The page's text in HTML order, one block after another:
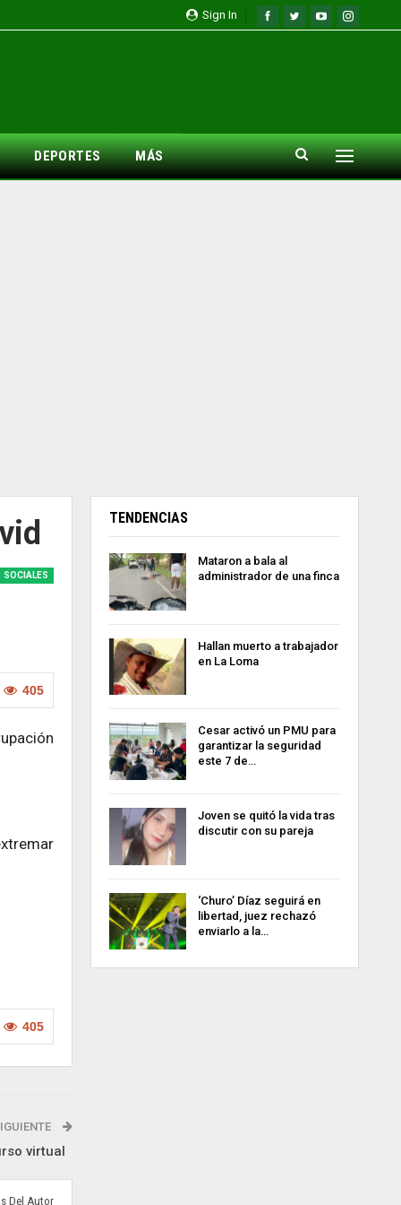
Sign In
DEPORTES MÁS
SOCIALES
405
405
virtual
Del Autor
TENDENCIAS
Mataron a bala al
administrador de una finca
Hallan muerto a trabajador
en La Loma
Cesar activó un PMU para
garantizar la seguridad
este 7 de…
Joven se quitó la vida tras
discutir con su pareja
‘Churo’ Díaz seguirá en
libertad, juez rechazó
enviarlo a la…